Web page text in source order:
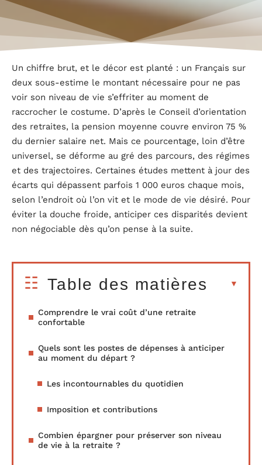
Un chiffre brut, et le décor est planté : un Français sur
deux sous-estime le montant nécessaire pour ne pas
voir son niveau de vie s’effriter au moment de
raccrocher le costume. D’après le Conseil d’orientation
des retraites, la pension moyenne couvre environ 75 %
du dernier salaire net. Mais ce pourcentage, loin d’être
universel, se déforme au gré des parcours, des régimes
et des trajectoires. Certaines études mettent à jour des
écarts qui dépassent parfois 1 000 euros chaque mois,
selon l’endroit où l’on vit et le mode de vie désiré. Pour
éviter la douche froide, anticiper ces disparités devient
non négociable dès qu’on pense à la suite.
Table des matières
Comprendre le vrai coût d’une retraite
confortable
Quels sont les postes de dépenses à anticiper
au moment du départ ?
Les incontournables du quotidien
Imposition et contributions
Combien épargner pour préserver son niveau
de vie à la retraite ?